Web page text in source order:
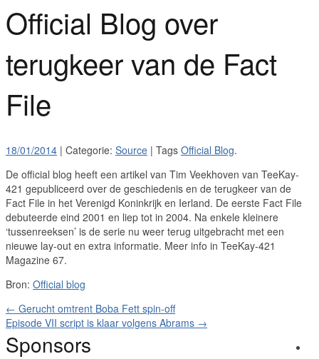
Official Blog over
terugkeer van de Fact
File
18/01/2014 | Categorie: Source | Tags Official Blog.
De official blog heeft een artikel van Tim Veekhoven van TeeKay-
421 gepubliceerd over de geschiedenis en de terugkeer van de
Fact File in het Verenigd Koninkrijk en Ierland. De eerste Fact File
debuteerde eind 2001 en liep tot in 2004. Na enkele kleinere
‘tussenreeksen’ is de serie nu weer terug uitgebracht met een
nieuwe lay-out en extra informatie. Meer info in TeeKay-421
Magazine 67.
Bron: Official blog
← Gerucht omtrent Boba Fett spin-off
Episode VII script is klaar volgens Abrams →
Sponsors